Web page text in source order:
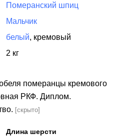
Померанский шпиц
Мальчик
белый, кремовый
2 кг
померанцы кремового
РКФ. Диплом.
[скрыто]
Длина шерсти